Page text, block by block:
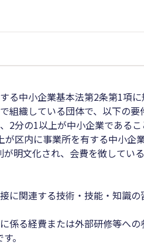
る中小企業基本法第2条第1項
組織している団体で、以下の
2分の1以上が中小企業である
が区内に事業所を有する中小企
が明文化され、会費を徴してい
に関連する技術・技能・知識
係る経費または外部研修等への
。